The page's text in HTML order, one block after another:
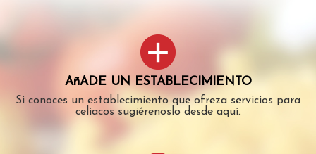
AñADE UN ESTABLECIMIENTO
Si conoces un establecimiento que ofreza servicios para
celíacos sugiérenoslo desde aquí.